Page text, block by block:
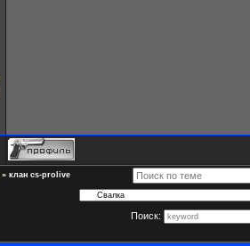
» клан cs-prolive
Поиск: